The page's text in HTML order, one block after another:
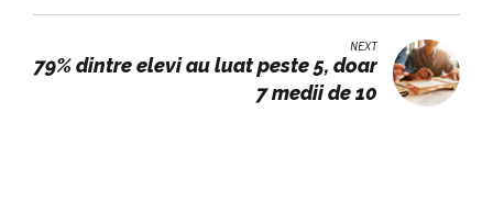
NEXT
79% dintre elevi au luat peste 5, doar
7 medii de 10